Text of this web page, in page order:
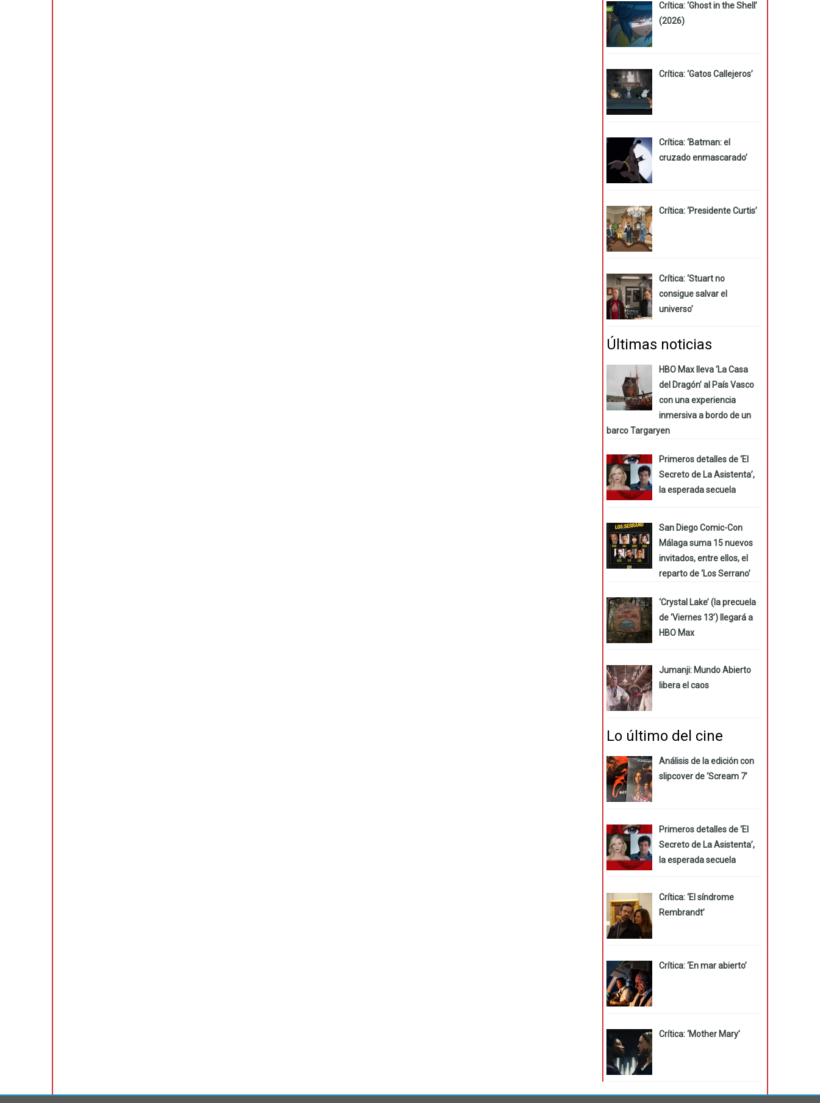
Crítica: ‘Ghost in the Shell’
(2026)
Crítica: ‘Gatos Callejeros’
Crítica: ‘Batman: el
cruzado enmascarado’
Crítica: ‘Presidente Curtis’
Crítica: ‘Stuart no
consigue salvar el
universo’
Últimas noticias
HBO Max lleva ‘La Casa
del Dragón’ al País Vasco
con una experiencia
inmersiva a bordo de un
barco Targaryen
Primeros detalles de ‘El
Secreto de La Asistenta’,
la esperada secuela
San Diego Comic-Con
Málaga suma 15 nuevos
invitados, entre ellos, el
reparto de ‘Los Serrano’
‘Crystal Lake’ (la precuela
de ‘Viernes 13’) llegará a
HBO Max
Jumanji: Mundo Abierto
libera el caos
Lo último del cine
Análisis de la edición con
slipcover de ‘Scream 7’
Primeros detalles de ‘El
Secreto de La Asistenta’,
la esperada secuela
Crítica: ‘El síndrome
Rembrandt’
Crítica: ‘En mar abierto’
Crítica: ‘Mother Mary’